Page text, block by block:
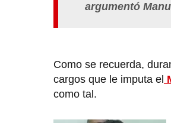
argumentó
Como se recuerda,
cargos que le imputa el
como tal.